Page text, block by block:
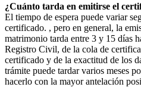
¿Cuánto tarda en emitirse el
El tiempo de espera puede variar
certificado. , pero en general, la
matrimonio tarda entre 3 y 15 días
Registro Civil, de la cola de
certificado y de la exactitud de los
trámite puede tardar varios meses
hacerlo con la mayor antelación